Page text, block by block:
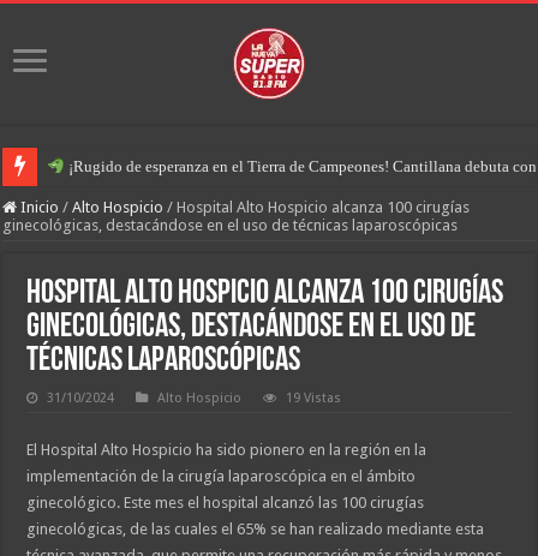
¡Rugido de esperanza en el Tierra de Campeones! Cantillana debuta
Inicio / Alto Hospicio / Hospital Alto Hospicio alcanza 100 cirugías
ginecológicas, destacándose en el uso de técnicas laparoscópicas
Hospital Alto Hospicio alcanza 100 cirugías
ginecológicas, destacándose en el uso de
técnicas laparoscópicas
31/10/2024 Alto Hospicio 19 Vistas
El Hospital Alto Hospicio ha sido pionero en la región en la
implementación de la cirugía laparoscópica en el ámbito
ginecológico. Este mes el hospital alcanzó las 100 cirugías
ginecológicas, de las cuales el 65% se han realizado mediante esta